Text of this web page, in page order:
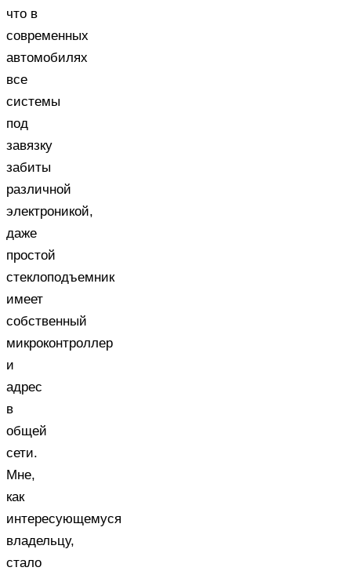
что в
современных
автомобилях
все
системы
под
завязку
забиты
различной
электроникой,
даже
простой
стеклоподъемник
имеет
собственный
микроконтроллер
и
адрес
в
общей
сети.
Мне,
как
интересующемуся
владельцу,
стало